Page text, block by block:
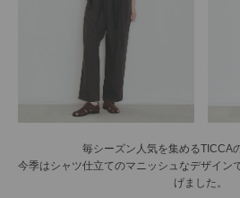
毎シーズン人気を集めるTICCA
今季はシャツ仕立てのマニッシュなデザイン
げました。